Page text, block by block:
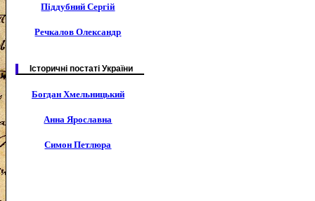
Піддубний Сергій
Речкалов Олександр
Історичні постаті України
Богдан Хмельницький
Анна Ярославна
Симон Петлюра